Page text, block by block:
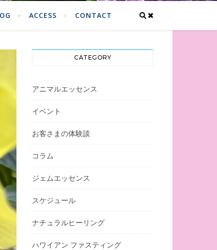
ACCESS CONTACT
CATEGORY
アニマルエッセンス
イベント
お客さまの体験談
コラム
ジェムエッセンス
スケジュール
ナチュラルヒーリング
ハワイアン ファスティング